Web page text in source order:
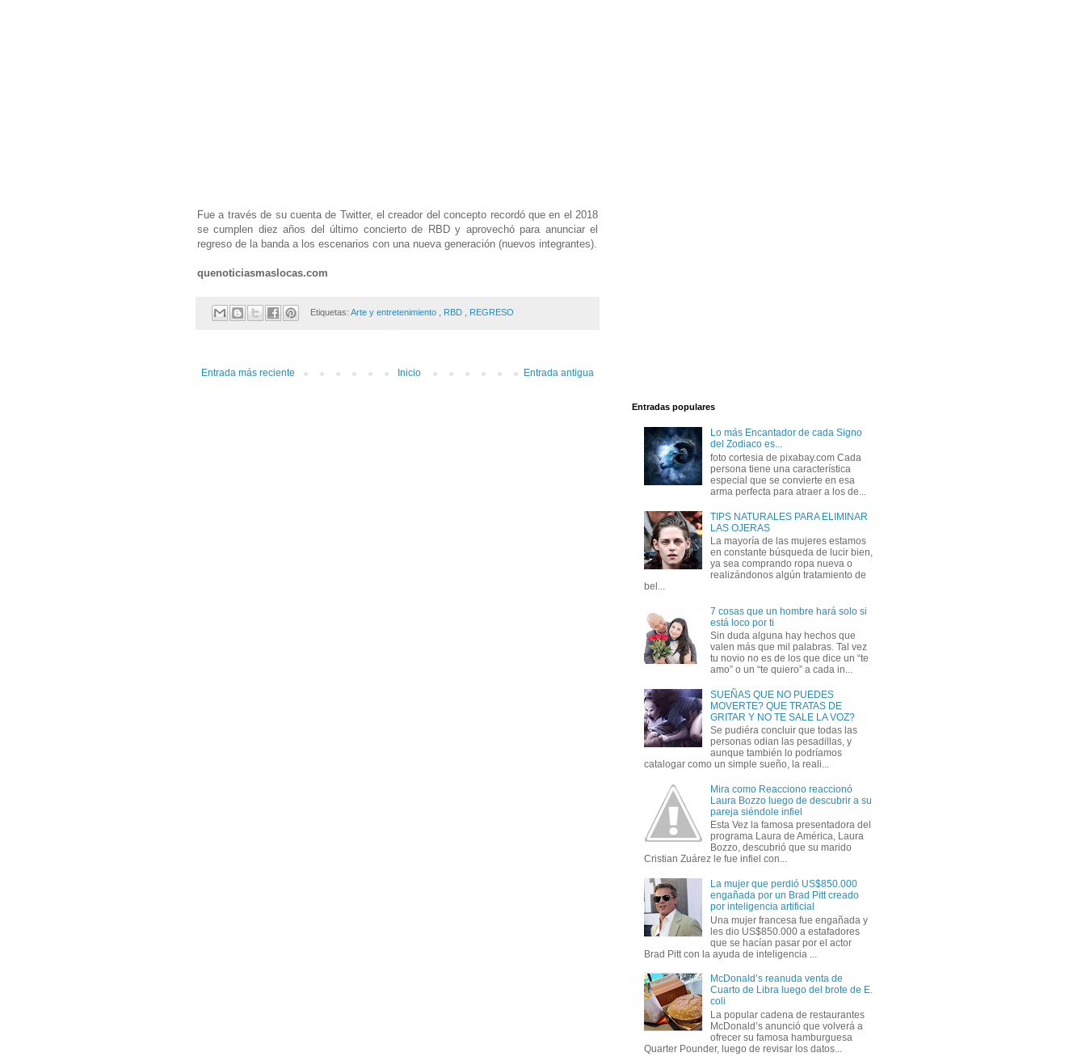
Fue a través de su cuenta de Twitter, el creador del concepto recordó que en el 2018
se cumplen diez años del último concierto de RBD y aprovechó para anunciar el
regreso de la banda a los escenarios con una nueva generación (nuevos integrantes).
quenoticiasmaslocas.com
Etiquetas: Arte y entretenimiento RBD REGRESO
Entrada más reciente Entrada antigua
Inicio
Entradas populares
Lo más Encantador de cada Signo
del Zodiaco es...
foto cortesia de pixabay.com Cada
persona tiene una característica
especial que se convierte en esa
arma perfecta para atraer a los de...
TIPS NATURALES PARA ELIMINAR
LAS OJERAS
La mayoría de las mujeres estamos
en constante búsqueda de lucir bien,
ya sea comprando ropa nueva o
realizándonos algún tratamiento de
bel...
7 cosas que un hombre hará solo si
está loco por ti
Sin duda alguna hay hechos que
valen más que mil palabras. Tal vez
tu novio no es de los que dice un “te
amo” o un “te quiero” a cada in...
SUEÑAS QUE NO PUEDES
MOVERTE? QUE TRATAS DE
GRITAR Y NO TE SALE LA VOZ?
Se pudiéra concluir que todas las
personas odian las pesadillas, y
aunque también lo podríamos
catalogar como un simple sueño, la reali...
Mira como Reacciono reaccionó
Laura Bozzo luego de descubrir a su
pareja siéndole infiel
Esta Vez la famosa presentadora del
programa Laura de América, Laura
Bozzo, descubrió que su marido
Cristian Zuárez le fue infiel con...
La mujer que perdió US$850.000
engañada por un Brad Pitt creado
por inteligencia artificial
Una mujer francesa fue engañada y
les dio US$850.000 a estafadores
que se hacían pasar por el actor
Brad Pitt con la ayuda de inteligencia ...
McDonald’s reanuda venta de
Cuarto de Libra luego del brote de E.
coli
La popular cadena de restaurantes
McDonald’s anunció que volverá a
ofrecer su famosa hamburguesa
Quarter Pounder, luego de revisar los datos...